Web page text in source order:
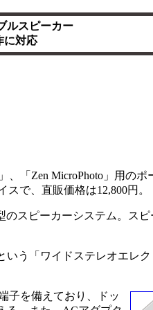
ルスピーカー
に対応
、「Zen MicroPhoto」用の
で、直販価格は12,800円。
スピーカーシステム。ス
う「ワイドステレオエレ
子を備えており、ドッ